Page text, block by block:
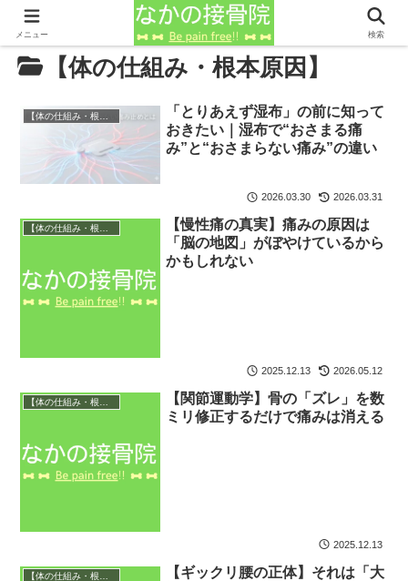
【体の仕組み・根本原因】
「とりあえず湿布」の前に知って
おきたい｜湿布で“おさまる痛
み”と“おさまらない痛み”の違い
2026.03.30 2026.03.31
【体の仕組み・根本原因】
【慢性痛の真実】痛みの原因は
「脳の地図」がぼやけているから
かもしれない
2025.12.13 2026.05.12
【関節運動学】骨の「ズレ」を数
ミリ修正するだけで痛みは消える
2025.12.13
【ギックリ腰の正体】それは「大
メニュー 検索